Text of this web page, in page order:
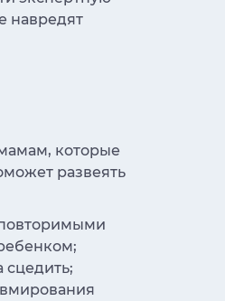
навредят
которые
развеять
сцедить;